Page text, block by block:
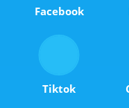
Facebook
Tiktok